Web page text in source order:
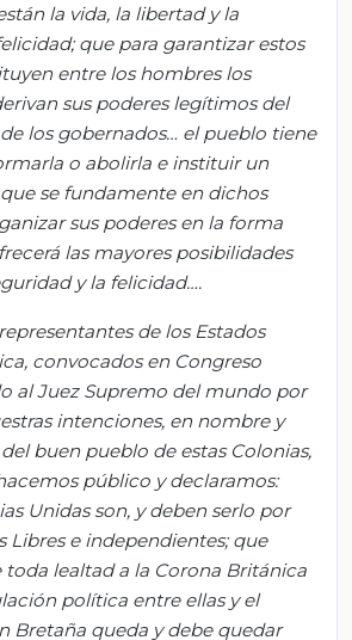
la vida, la libertad y la
que para garantizar estos
entre los hombres los
sus poderes legítimos del
los gobernados… el pueblo tiene
o abolirla e instituir un
se fundamente en dichos
sus poderes en la forma
las mayores posibilidades
y la felicidad….
de los Estados
convocados en Congreso
al Juez Supremo del mundo por
intenciones, en nombre y
buen pueblo de estas Colonias,
público y declaramos:
Unidas son, y deben serlo por
Libres e independientes; que
toda lealtad a la Corona Británica
política entre ellas y el
Bretaña queda y debe quedar